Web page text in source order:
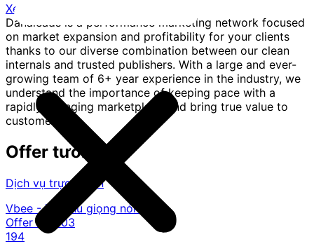
Xem trang
Danaleads is a performance marketing network focused
on market expansion and profitability for your clients
thanks to our diverse combination between our clean
internals and trusted publishers. With a large and ever-
growing team of 6+ year experience in the industry, we
understand the importance of keeping pace with a
rapidly changing marketplace and bring true value to
customers.
Offer tương tự
Dịch vụ trực tuyến
Vbee - Trợ thủ giọng nói AI
Offer ID:
203
194